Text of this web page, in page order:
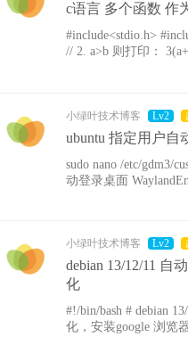
c语言 多个函数 作
#include<stdio.h> #include
// 2. a>b 则打印： 3(a+b) // 3. 排除 c大等于20 和 a>b 的情况，打印： 4c-5 // 4. a=a+b; b=a+b; c=a+b+c 打印各
小绿叶技术博客 Lv2
ubuntu 指定用户自
sudo nano /etc/gdm3/custom.conf [daemon] AutomaticLoginEnable = true
小绿叶技术博客 Lv2
debian 13/12/11 自
化
#!/bin/bash # debian 13/12/11 自动
化，安装google 浏览